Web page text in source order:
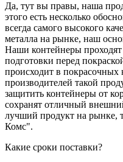
Да, тут вы правы, наша
этого есть несколько
всегда самого высокого
металла на рынке, наш
Наши контейнеры
подготовки перед
происходит в покрасочных
производителей такой
защитить контейнеры от
сохранят отличный
лучший продукт на рынке,
Комс".
Какие сроки поставки?